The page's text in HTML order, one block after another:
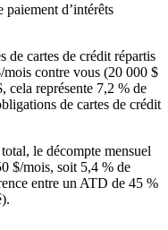
d’intérêts
de cartes de crédit répartis
contre vous (20 000 $
cela représente 7,2 % de
de cartes de crédit
le décompte mensuel
$/mois, soit 5,4 % de
entre un ATD de 45 %